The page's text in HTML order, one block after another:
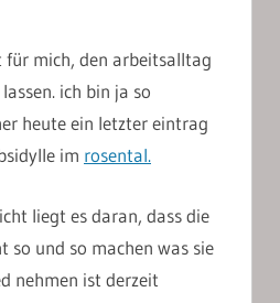
für mich, den arbeitsalltag
ich bin ja so
heute ein letzter eintrag
im rosental.
liegt es daran, dass die
so und so machen was sie
nehmen ist derzeit